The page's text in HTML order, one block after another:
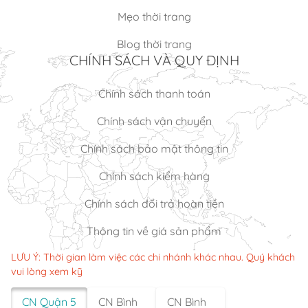
Mẹo thời trang
Blog thời trang
CHÍNH SÁCH VÀ QUY ĐỊNH
Chính sách thanh toán
Chính sách vận chuyển
Chính sách bảo mật thông tin
Chính sách kiểm hàng
Chính sách đổi trả hoàn tiền
Thông tin về giá sản phẩm
LƯU Ý: Thời gian làm việc các chi nhánh khác nhau. Quý khách
vui lòng xem kỹ
CN Quận 5 CN Bình CN Bình